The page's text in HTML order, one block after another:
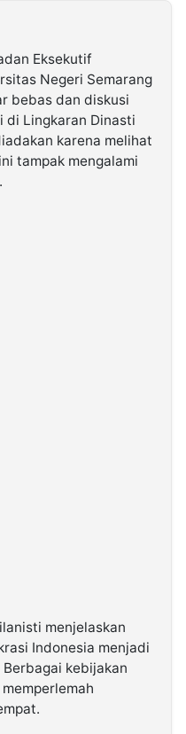
Eksekutif
Negeri Semarang
bebas dan diskusi
di Lingkaran Dinasti
karena melihat
tampak mengalami
menjelaskan
Indonesia menjadi
kebijakan